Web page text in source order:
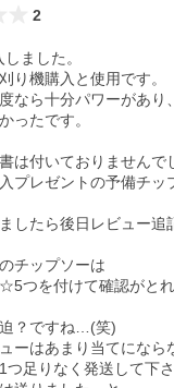
2
ました。
り機購入と使用です。
なら十分パワーがあり
ったです。
は付いておりませんで
プレゼントの予備チ
したら後日レビュー追
チップソーは
つを付けて確認がとれ
？ですね…(笑)
ーはあまり当てになら
つ足りなく発送して下さ